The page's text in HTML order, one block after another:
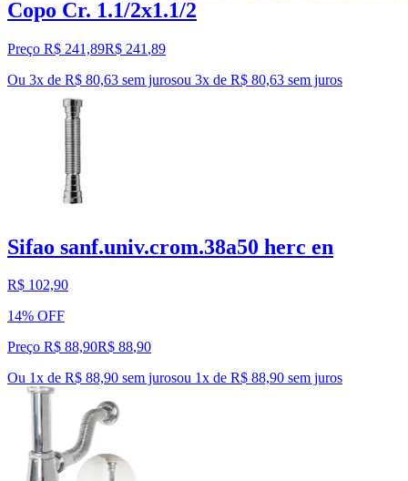
Copo Cr. 1.1/2x1.1/2
Preço R$ 241,89R$ 241 ,89
Ou 3x de R$ 80,63 sem jurosou 3x de R$ 80,63 sem juros
Sifao sanf.univ.crom.38a50 herc en
R$ 102,90
14% OFF
Preço R$ 88,90R$ 88,90
Ou 1x de R$ 88,90 sem jurosou 1x de R$ 88,90 sem juros